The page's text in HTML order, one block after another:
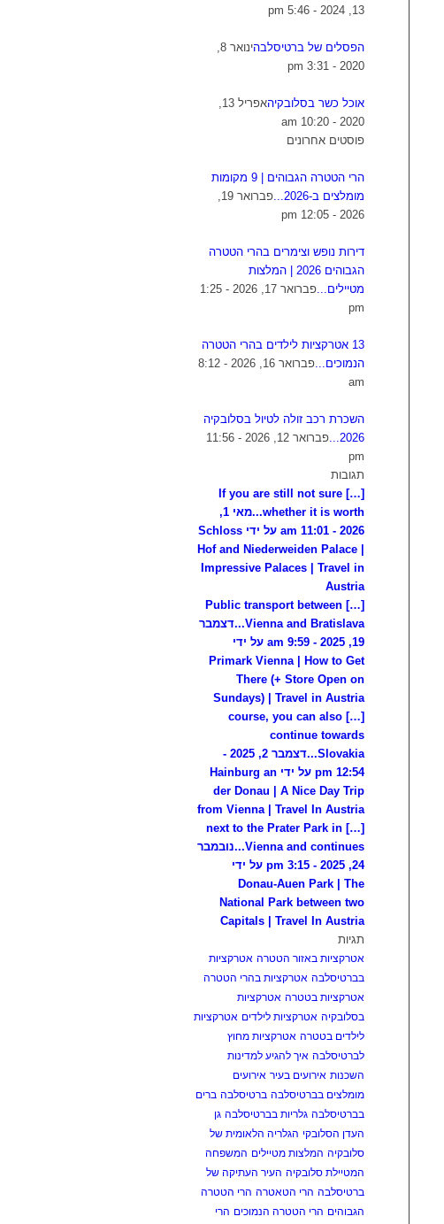
13, 2024 - 5:46 pm
הפסלים של ברטיסלבה
ינואר 8,
2020 - 3:31 pm
אוכל כשר בסלובקיה
אפריל 13,
2020 - 10:20 am
פוסטים אחרונים
הרי הטטרה הגבוהים | 9 מקומות
מומלצים ב-2026...
פברואר 19,
2026 - 12:05 pm
דירות נופש וצימרים בהרי הטטרה
הגבוהים 2026 | המלצות
מטיילים...
פברואר 17, 2026 - 1:25
pm
13 אטרקציות לילדים בהרי הטטרה
הנמוכים...
פברואר 16, 2026 - 8:12
am
השכרת רכב זולה לטיול בסלובקיה
2026...
פברואר 12, 2026 - 11:56
pm
תגובות
[…] If you are still not sure
whether it is worth...
מאי 1,
2026 - 11:01 am על ידי Schloss
Hof and Niederweiden Palace |
Impressive Palaces | Travel in
Austria
[…] Public transport between
Vienna and Bratislava...
דצמבר
19, 2025 - 9:59 am על ידי
Primark Vienna | How to Get
There (+ Store Open on
Sundays) | Travel in Austria
[…] course, you can also
continue towards
Slovakia...
דצמבר 2, 2025 -
12:54 pm על ידי Hainburg an
der Donau | A Nice Day Trip
from Vienna | Travel In Austria
[…] next to the Prater Park in
Vienna and continues...
נובמבר
24, 2025 - 3:15 pm על ידי
Donau-Auen Park | The
National Park between two
Capitals | Travel In Austria
תגיות
אטרקציות באזור הטטרה אטרקציות
בברטיסלבה אטרקציות בהרי הטטרה
אטרקציות בטטרה אטרקציות
בסלובקיה אטרקציות לילדים אטרקציות
לילדים בטטרה אטרקציות מחוץ
לברטיסלבה איך להגיע למדינות
השכנות אירועים בעיר אירועים
מומלצים בברטיסלבה ברטיסלבה ברים
בברטיסלבה גלריות בברטיסלבה גן
העדן הסלובקי הגלריה הלאומית של
סלובקיה המלצות מטיילים המשפחה
המטיילת סלובקיה העיר העתיקה של
ברטיסלבה הרי הטאטרה הרי הטטרה
הגבוהים הרי הטטרה הנמוכים הרי